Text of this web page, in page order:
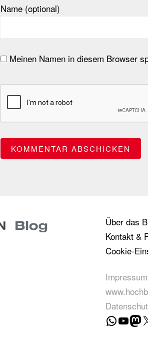
Name (optional)
Meinen Namen in diesem Browser
Über das
Kontakt &
Cookie-
Impressum